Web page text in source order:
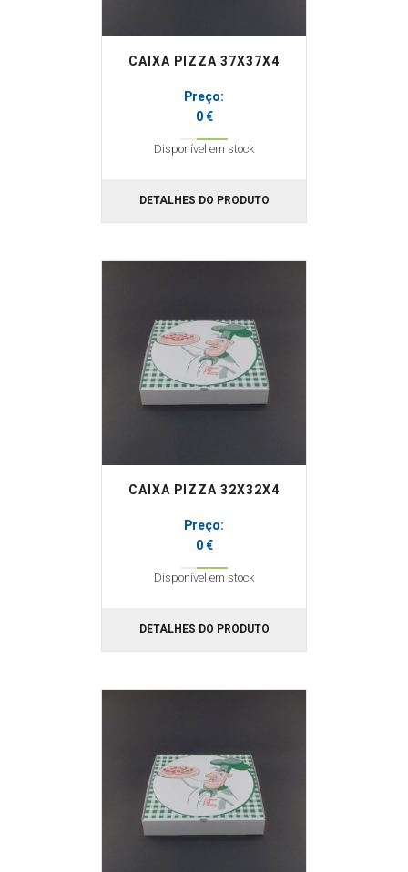
CAIXA PIZZA 37X37X4
Preço:
0 €
Disponível em stock
DETALHES DO PRODUTO
CAIXA PIZZA 32X32X4
Preço:
0 €
Disponível em stock
DETALHES DO PRODUTO